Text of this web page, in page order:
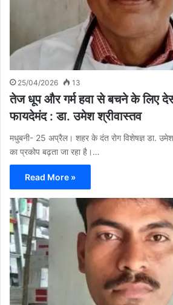
25/04/2026 13
तेज धूप और गर्म हवा से बचने के लिए
फायदेमंद : डा. उमेश श्रीवास्तव
मधुबनी- 25 अप्रैल। शहर के दंत रोग विशेषज्ञ डा. उमेश
का प्रकोप बढ़ता जा रहा है।…
Read More »